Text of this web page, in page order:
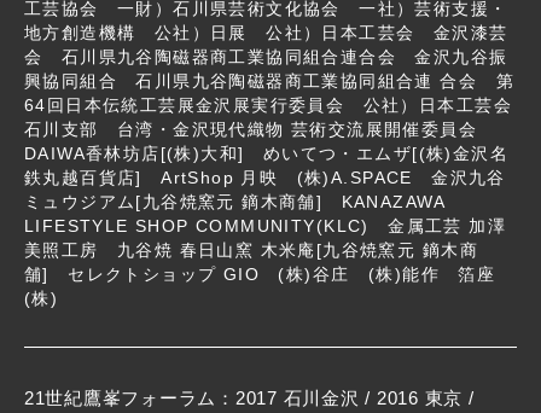
工芸協会 一財）石川県芸術文化協会 一社）芸術支援・
地方創造機構 公社）日展 公社）日本工芸会 金沢漆芸
会 石川県九谷陶磁器商工業協同組合連合会 金沢九谷振
興協同組合 石川県九谷陶磁器商工業協同組合連 合会 第
64回日本伝統工芸展金沢展実行委員会 公社）日本工芸会
石川支部 台湾・金沢現代織物 芸術交流展開催委員会
DAIWA香林坊店[(株)大和] めいてつ・エムザ[(株)金沢名
鉄丸越百貨店] ArtShop 月映 (株)A.SPACE 金沢九谷
ミュウジアム[九谷焼窯元 鏑木商舗] KANAZAWA
LIFESTYLE SHOP COMMUNITY(KLC) 金属工芸 加澤
美照工房 九谷焼 春日山窯 木米庵[九谷焼窯元 鏑木商
舗] セレクトショップ GIO (株)谷庄 (株)能作 箔座
(株)
21世紀鷹峯フォーラム： 2017 石川金沢 / 2016 東京 /